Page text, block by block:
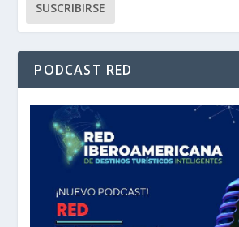
PODCAST RED